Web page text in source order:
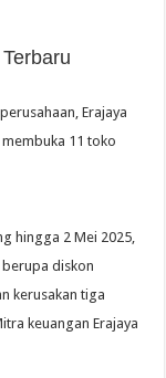
Erajaya
11 toko
hingga 2 Mei 2025,
diskon
kerusakan tiga
keuangan Erajaya